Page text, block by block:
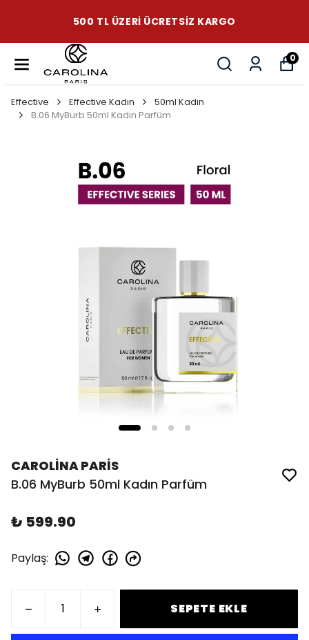
500 TL ÜZERI ÜCRETSIZ KARGO
0
Effective Effective Kadın
50ml Kadın
B.06 MyBurb 50ml Kadın Parfüm
CAROLİNA PARİS
B.06 MyBurb 50ml Kadın Parfüm
₺ 599.90
Paylaş:
SEPETE EKLE